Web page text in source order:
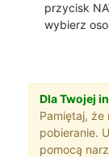
przycisk
wybierz
Dla Twojej
Pamiętaj,
pobieranie.
pomocą